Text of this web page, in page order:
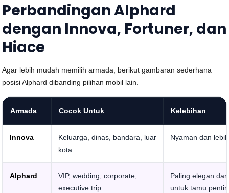
Perbandingan Alphard
dengan Innova, Fortuner, dan
Hiace
Agar lebih mudah memilih armada, berikut gambaran sederhana
posisi Alphard dibanding pilihan mobil lain.
Armada Cocok Untuk Kelebihan
Innova
Keluarga, dinas, bandara, luar
kota
Nyaman dan
Alphard
VIP, wedding, corporate,
executive trip
Paling elegan
untuk tamu